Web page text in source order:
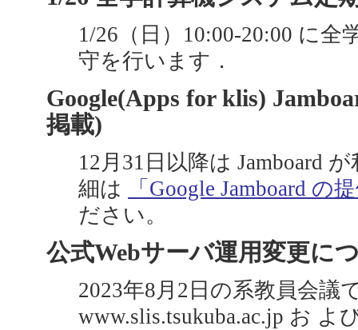
1/26（日）10:00-20:00 に
守を行います．
Google(Apps for klis)
掲載)
12月31日以降は Jamboard
細は
「Google Jamboard の
ださい。
公式Webサーバ運用変更に
2023年8月2日の系教員会議
www.slis.tsukuba.ac.jp お よ